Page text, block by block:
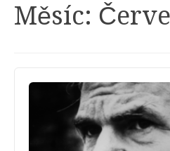
Měsíc: